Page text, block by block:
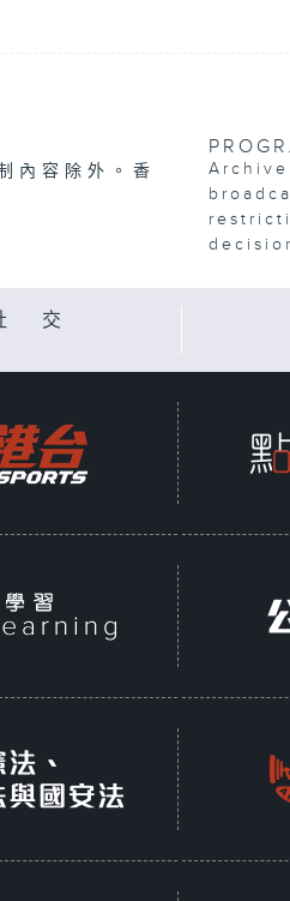
內容除外。香
交